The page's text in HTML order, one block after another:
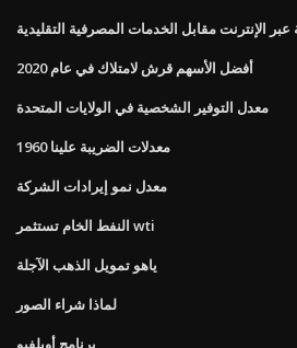
الإنترنت مقابل الخدمات المصرفية التقليدية
أفضل الأسهم قرش لامتلاك في عام 2020
معدل التوفير الشخصية في الولايات المتحدة
معدلات الضريبة علينا 1960
معدل نمو إيرادات الشركة
النفط الخام تستثمر wti
ياهو تمويل الذهب الآجلة
لماذا شراء الصور
برنامج أويلفيو